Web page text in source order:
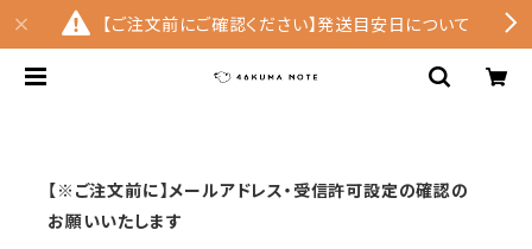
【ご注文前にご確認ください】発送目安日について
【※ご注文前に】メールアドレス・受信許可設定の確認の
お願いいたします